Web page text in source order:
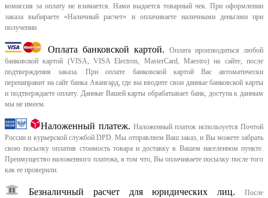
комиссия за оплату не взимается. Нами выдается товарный чек. При оформлении
заказа выбираете «Наличный расчет» и оплачиваете наличными деньгами при
получении.
Оплата банковской картой.
Оплата производиться любой
банковской картой (VISA, VISA Electron, MasterCard, Maestro) на сайте, после
подтверждения заказа. При оплате банковской картой Вас автоматически
перенаправит на сайт банка Авангард, где вы вводите свои данные банковской карты
и подтверждаете оплату. Данные Вашей карты обрабатывает банк, доступа к данным
мы не имеем.
Наложенный платеж. Наложенный платеж используется Почтой
России и курьерской службой DPD. Мы отправляем Ваш заказ, и Вы можете забрать
свою посылку оплатив стоимость товара и доставку в Вашем населенном пункте.
Преимущество наложенного платежа, в том что, Вы оплачиваете посылку после того
как ее проверили.
Безналичный расчет для юридических лиц.
После